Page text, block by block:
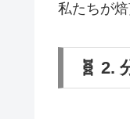
私たちが
🧬 2.